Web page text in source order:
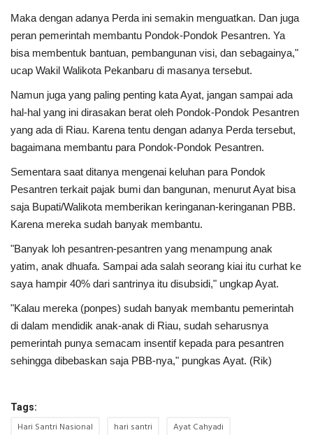
Maka dengan adanya Perda ini semakin menguatkan. Dan juga
peran pemerintah membantu Pondok-Pondok Pesantren. Ya
bisa membentuk bantuan, pembangunan visi, dan sebagainya,"
ucap Wakil Walikota Pekanbaru di masanya tersebut.
Namun juga yang paling penting kata Ayat, jangan sampai ada
hal-hal yang ini dirasakan berat oleh Pondok-Pondok Pesantren
yang ada di Riau. Karena tentu dengan adanya Perda tersebut,
bagaimana membantu para Pondok-Pondok Pesantren.
Sementara saat ditanya mengenai keluhan para Pondok
Pesantren terkait pajak bumi dan bangunan, menurut Ayat bisa
saja Bupati/Walikota memberikan keringanan-keringanan PBB.
Karena mereka sudah banyak membantu.
"Banyak loh pesantren-pesantren yang menampung anak
yatim, anak dhuafa. Sampai ada salah seorang kiai itu curhat ke
saya hampir 40% dari santrinya itu disubsidi," ungkap Ayat.
"Kalau mereka (ponpes) sudah banyak membantu pemerintah
di dalam mendidik anak-anak di Riau, sudah seharusnya
pemerintah punya semacam insentif kepada para pesantren
sehingga dibebaskan saja PBB-nya," pungkas Ayat. (Rik)
Tags:
Hari Santri Nasional hari santri
Ayat Cahyadi